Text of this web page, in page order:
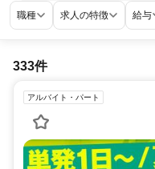
職種 求人の特徴 給与
333件
アルバイト・パート